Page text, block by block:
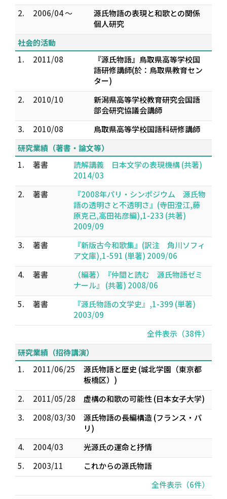
2.
2006/04 ～
源氏物語の表現と和歌との関係
個人研究
社会的活動
1.
2011/08
『源氏物語』鳥取県高等学校国
語研修講師(於：鳥取県教育セン
ター)
2.
2010/10
新潟県高等学校教育研究会国語
部会研究協議会講師
3.
2010/08
鳥取県高等学校国語科研修講師
研究業績（著書・論文等）
1.
著書
読解講義 日本文学の表現機構 (共著)
2014/03
2.
著書
『2008年パリ・シンポジウム 源氏物
語の透明さと不透明さ』(寺田澄江,藤
原克己,高田祐彦編),1-233 (共著)
2009/09
3.
著書
『新版古今和歌集』(訳注 角川ソフィ
ア文庫),1-591 (単著) 2009/06
4.
著書
（編著）『仲間と読む 源氏物語ゼミ
ナール』 (共著) 2008/06
5.
著書
『源氏物語の文学史』,1-399 (単著)
2003/09
全件表示（38件）
研究業績（招待講演）
1.
2011/06/25
源氏物語と歴史 (城北学園（東京都
板橋区）)
2.
2011/05/28
虚構の和歌の可能性 (日本女子大学)
3.
2008/03/30
源氏物語の長編構造 (フランス・パ
リ)
4.
2004/03
光源氏の運命と抒情
5.
2003/11
これからの源氏物語
全件表示（6件）